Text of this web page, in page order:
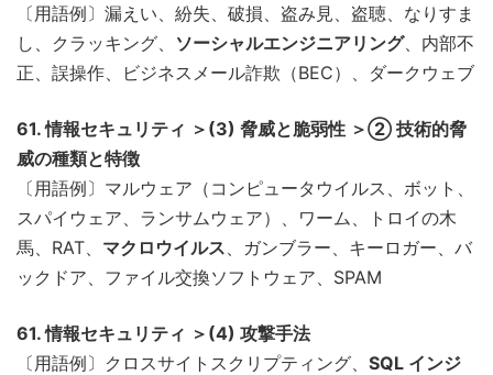
〔用語例〕漏えい、紛失、破損、盗み見、盗聴、なりすま
し、クラッキング、 ソーシャルエンジニアリング、内部不
正、誤操作、ビジネスメール詐欺（BEC）、ダークウェブ
61. 情報セキュリティ ＞(3) 脅威と脆弱性 ＞② 技術的脅
威の種類と特徴
〔用語例〕マルウェア（コンピュータウイルス、ボット、
スパイウェア、ランサムウェア）、ワーム、トロイの木
馬、RAT、 マクロウイルス 、ガンブラー、キーロガー、バ
ックドア、ファイル交換ソフトウェア、SPAM
61. 情報セキュリティ ＞(4) 攻撃手法
〔用語例〕クロスサイトスクリプティング、 SQL インジ